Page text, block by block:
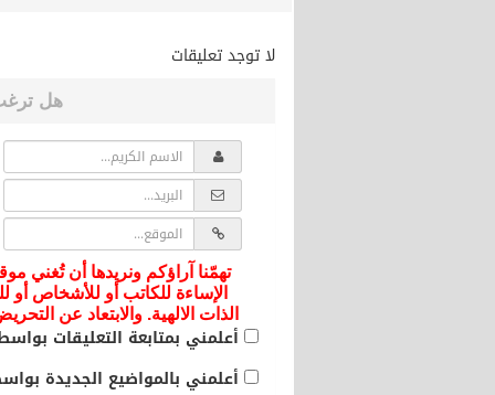
لا توجد تعليقات
هل
تهمّنا آراؤكم ونريدها أن تُغني
الإساءة للكاتب أو للأشخاص أو
الذات الالهية. والابتعاد عن
أعلمني بمتابعة التعليقات
أعلمني بالمواضيع الجديدة